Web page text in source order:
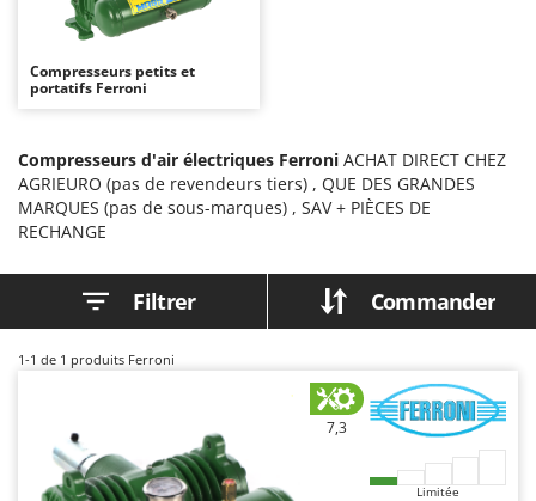
Autolaveuses
Bancs de scie pour le bois - Scies à bûches
Barbecues
Bennes pour tracteur
Brosses pour sols extérieurs
Brouettes à moteur
Broyeurs de branches et végétaux
Chargeurs de batterie - Démarreurs
Ambrogio Robot
ANTHBOT
Arco
Ardes
Argo
Ariete
Artus
Baesso
Compresseurs petits et
portatifs Ferroni
Compresseurs d'air électriques Ferroni ACHAT DIRECT CHEZ
AGRIEURO (pas de revendeurs tiers) , QUE DES GRANDES
MARQUES (pas de sous-marques) , SAV + PIÈCES DE
RECHANGE
Filtrer Commander
1-1 de 1 produits Ferroni
7,3
Limitée